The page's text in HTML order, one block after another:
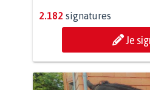
2.182 signatures
Je